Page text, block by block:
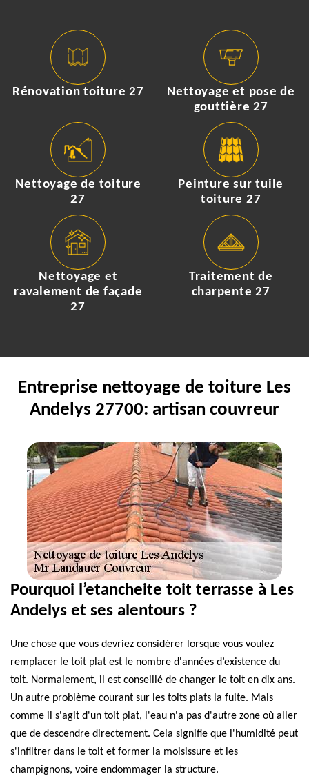
Rénovation toiture 27
Nettoyage et pose de
gouttière 27
Nettoyage de toiture
27
Peinture sur tuile
toiture 27
Nettoyage et
ravalement de façade
27
Traitement de
charpente 27
Entreprise nettoyage de toiture Les
Andelys 27700: artisan couvreur
Pourquoi l’etancheite toit terrasse à Les
Andelys et ses alentours ?
Une chose que vous devriez considérer lorsque vous voulez
remplacer le toit plat est le nombre d'années d’existence du
toit. Normalement, il est conseillé de changer le toit en dix ans.
Un autre problème courant sur les toits plats la fuite. Mais
comme il s'agit d'un toit plat, l'eau n'a pas d'autre zone où aller
que de descendre directement. Cela signifie que l'humidité peut
s'infiltrer dans le toit et former la moisissure et les
champignons, voire endommager la structure.